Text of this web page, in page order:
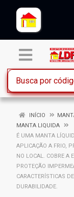
INÍCIO
MANTA LIQUIDA
É UMA MANTA
APLICAÇÃO A FRIO,
NO LOCAL. COBRE A
PROTEÇÃO
CARACTERÍSTICAS
DURABILIDADE.